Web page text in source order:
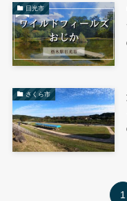
日光市
さくら市
1